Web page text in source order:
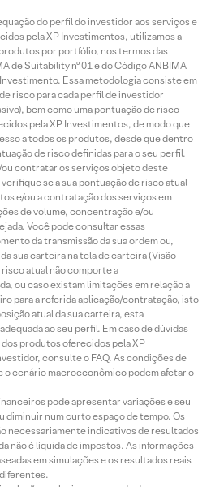
do perfil do investidor aos serviços e
pela XP Investimentos, utilizamos a
por portfólio, nos termos das
de Suitability nº 01 e do Código ANBIMA
Essa metodologia consiste em
risco para cada perfil de investidor
bem como uma pontuação de risco
pela XP Investimentos, de modo que
a todos os produtos, desde que dentro
de risco definidas para o seu perfil.
contratar os serviços objeto deste
se a sua pontuação de risco atual
e/ou a contratação dos serviços em
de volume, concentração e/ou
Você pode consultar essas
da transmissão da sua ordem ou,
sua carteira na tela de carteira (Visão
risco atual não comporte a
ou caso existam limitações em relação à
para a referida aplicação/contratação, isto
atual da sua carteira, esta
ao seu perfil. Em caso de dúvidas
produtos oferecidos pela XP
consulte o FAQ. As condições de
o cenário macroeconômico podem afetar o
pode apresentar variações e seu
diminuir num curto espaço de tempo. Os
necessariamente indicativos de resultados
não é líquida de impostos. As informações
em simulações e os resultados reais